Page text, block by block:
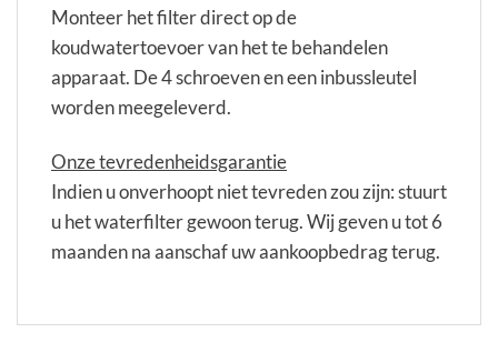
Monteer het filter direct op de
koudwatertoevoer van het te behandelen
apparaat. De 4 schroeven en een inbussleutel
worden meegeleverd.
Onze tevredenheidsgarantie
Indien u onverhoopt niet tevreden zou zijn: stuurt
u het waterfilter gewoon terug. Wij geven u tot 6
maanden na aanschaf uw aankoopbedrag terug.